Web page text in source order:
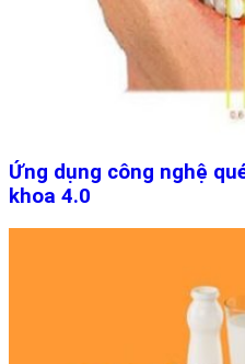
Ứng dụng công nghệ
khoa 4.0